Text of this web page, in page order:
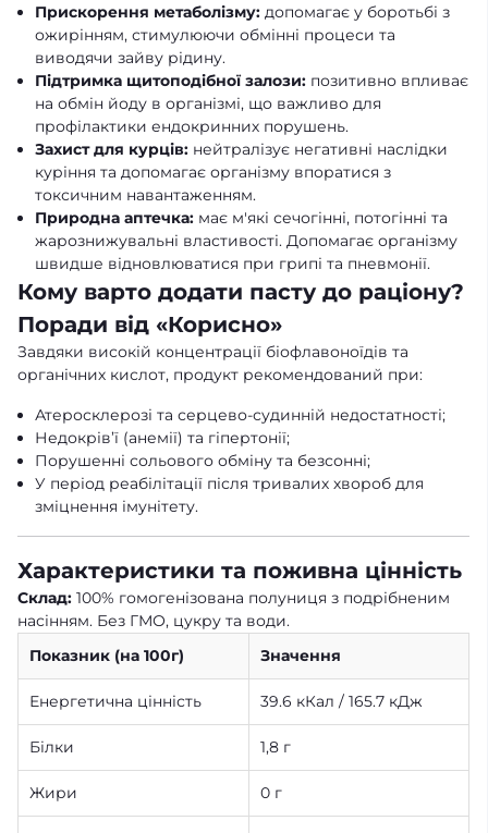
Прискорення метаболізму: допомагає у боротьбі з
ожирінням, стимулюючи обмінні процеси та
виводячи зайву рідину.
Підтримка щитоподібної залози: позитивно впливає
на обмін йоду в організмі, що важливо для
профілактики ендокринних порушень.
Захист для курців: нейтралізує негативні наслідки
куріння та допомагає організму впоратися з
токсичним навантаженням.
Природна аптечка: має м'які сечогінні, потогінні та
жарознижувальні властивості. Допомагає організму
швидше відновлюватися при грипі та пневмонії.
Кому варто додати пасту до раціону?
Поради від «Корисно»
Завдяки високій концентрації біофлавоноїдів та
органічних кислот, продукт рекомендований при:
Атеросклерозі та серцево-судинній недостатності;
Недокрів’ї (анемії) та гіпертонії;
Порушенні сольового обміну та безсонні;
У період реабілітації після тривалих хвороб для
зміцнення імунітету.
Характеристики та поживна цінність
Склад: 100% гомогенізована полуниця з подрібненим
насінням. Без ГМО, цукру та води.
Показник (на 100г)
Значення
Енергетична цінність 39.6 кКал / 165.7 кДж
Білки 1,8 г
Жири 0 г